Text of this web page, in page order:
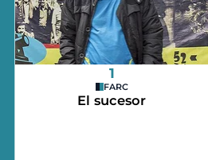
1
FARC
El sucesor